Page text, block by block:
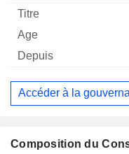
Accéder à la
Composition du